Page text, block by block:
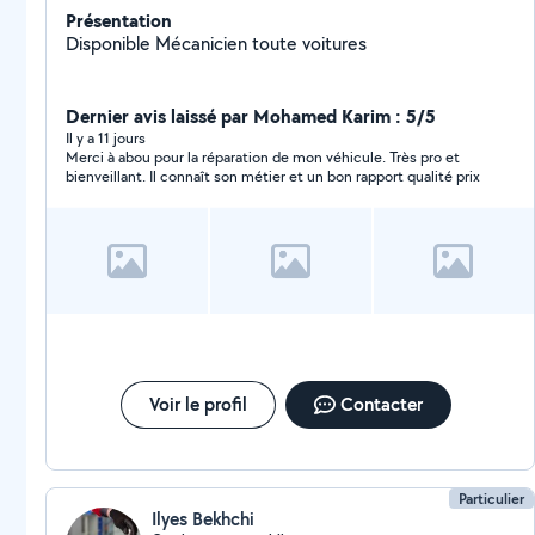
Présentation
Disponible Mécanicien toute voitures
Dernier avis laissé par Mohamed Karim : 5/5
Il y a 11 jours
Merci à abou pour la réparation de mon véhicule. Très pro et
bienveillant. Il connaît son métier et un bon rapport qualité prix
Voir le profil Contacter
Particulier
Ilyes Bekhchi